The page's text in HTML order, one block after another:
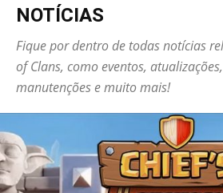
NOTÍCIAS
Fique por dentro de todas notícias
of Clans, como eventos,
manutenções e muito mais!